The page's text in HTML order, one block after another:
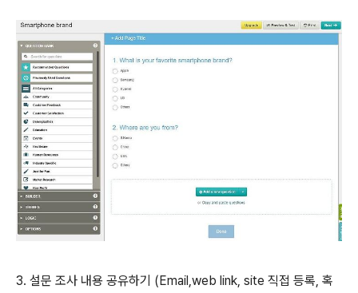
3. 설문 조사 내용 공유하기 (Email,web link, site 직접 등록, 혹